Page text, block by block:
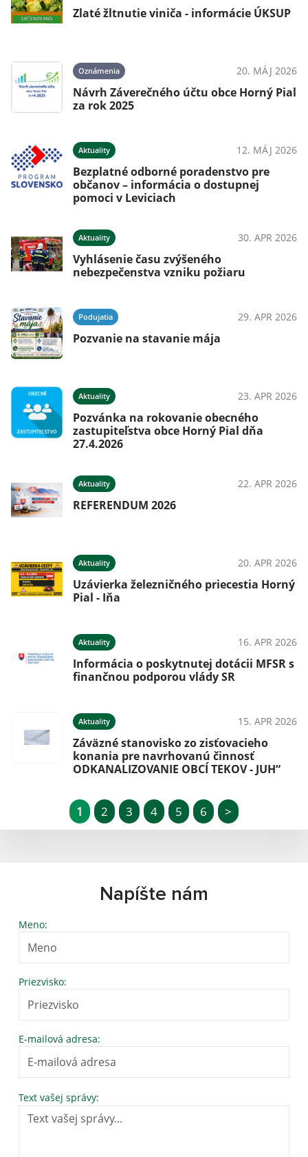
Zlaté žltnutie viniča - informácie ÚKSUP
Oznámenia 20. MÁJ 2026
Návrh Záverečného účtu obce Horný Pial
za rok 2025
Aktuality 12. MÁJ 2026
Bezplatné odborné poradenstvo pre
občanov – informácia o dostupnej
pomoci v Leviciach
Aktuality 30. APR 2026
Vyhlásenie času zvýšeného
nebezpečenstva vzniku požiaru
Podujatia 29. APR 2026
Pozvanie na stavanie mája
Aktuality 23. APR 2026
Pozvánka na rokovanie obecného
zastupiteľstva obce Horný Pial dňa
27.4.2026
Aktuality 22. APR 2026
REFERENDUM 2026
Aktuality 20. APR 2026
Uzávierka železničného priecestia Horný
Pial - Iňa
Aktuality 16. APR 2026
Informácia o poskytnutej dotácii MFSR s
finančnou podporou vlády SR
Aktuality 15. APR 2026
Záväzné stanovisko zo zisťovacieho
konania pre navrhovanú činnosť
ODKANALIZOVANIE OBCÍ TEKOV - JUH“
1 2 3 4 5 6 >
Napíšte nám
Meno:
Priezvisko:
E-mailová adresa:
Text vašej správy: